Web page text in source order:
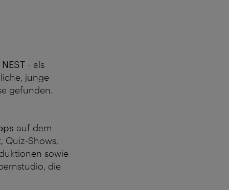
NEST - als
junge
gefunden.
auf dem
Quiz-Shows,
sowie
die